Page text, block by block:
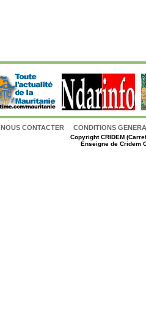
NOUS CONTACTER CONDITIONS
CopyrightCRIDEM
Enseigne de Cridem